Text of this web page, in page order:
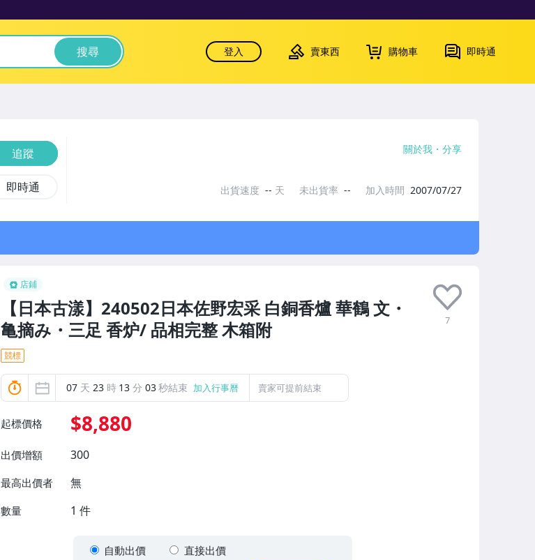
搜尋 登入 賣東西 購物車 即時通
店鋪
【日本古漾】240502日本佐野宏采 白銅香爐 華鶴 文・
亀摘み・三足 香炉/ 品相完整 木箱附
7
競標
07 天 23 時 13 分 01秒結束 加入行事曆 賣家可提前結束
起標價格 $8,880
出價增額 300
最高出價者 無
數量 1 件
自動出價 直接出價
追蹤
即時通
關於我 分享
出貨速度 -- 天 未出貨率 -- 加入時間 2007/07/27